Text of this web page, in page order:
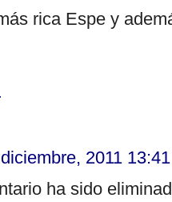
rica Espe y
2011 13:41
ha sido